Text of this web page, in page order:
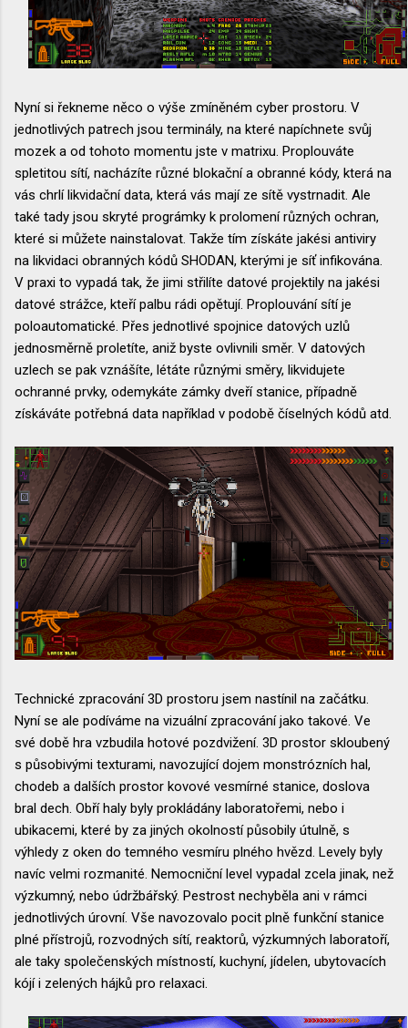
Nyní si řekneme něco o výše zmíněném cyber prostoru. V
jednotlivých patrech jsou terminály, na které napíchnete svůj
mozek a od tohoto momentu jste v matrixu. Proplouváte
spletitou sítí, nacházíte různé blokační a obranné kódy, která na
vás chrlí likvidační data, která vás mají ze sítě vystrnadit. Ale
také tady jsou skryté prográmky k prolomení různých ochran,
které si můžete nainstalovat. Takže tím získáte jakési antiviry
na likvidaci obranných kódů SHODAN, kterými je síť infikována.
V praxi to vypadá tak, že jimi střilíte datové projektily na jakési
datové strážce, kteří palbu rádi opětují. Proplouvání sítí je
poloautomatické. Přes jednotlivé spojnice datových uzlů
jednosměrně proletíte, aniž byste ovlivnili směr. V datových
uzlech se pak vznášíte, létáte různými směry, likvidujete
ochranné prvky, odemykáte zámky dveří stanice, případně
získáváte potřebná data například v podobě číselných kódů atd.
Technické zpracování 3D prostoru jsem nastínil na začátku.
Nyní se ale podíváme na vizuální zpracování jako takové. Ve
své době hra vzbudila hotové pozdvižení. 3D prostor skloubený
s působivými texturami, navozující dojem monstrózních hal,
chodeb a dalších prostor kovové vesmírné stanice, doslova
bral dech. Obří haly byly prokládány laboratořemi, nebo i
ubikacemi, které by za jiných okolností působily útulně, s
výhledy z oken do temného vesmíru plného hvězd. Levely byly
navíc velmi rozmanité. Nemocniční level vypadal zcela jinak, než
výzkumný, nebo údržbářský. Pestrost nechyběla ani v rámci
jednotlivých úrovní. Vše navozovalo pocit plně funkční stanice
plné přístrojů, rozvodných sítí, reaktorů, výzkumných laboratoří,
ale taky společenských místností, kuchyní, jídelen, ubytovacích
kójí i zelených hájků pro relaxaci.